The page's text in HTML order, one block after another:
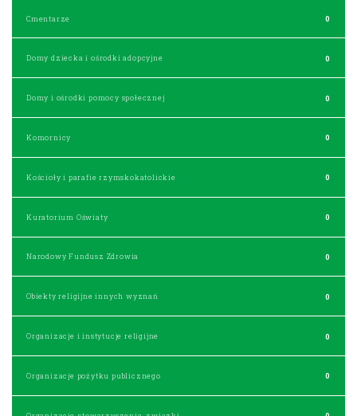
Cmentarze 0
Domy dziecka i ośrodki adopcyjne 0
Domy i ośrodki pomocy społecznej 0
Komornicy 0
Kościoły i parafie rzymskokatolickie 0
Kuratorium Oświaty 0
Narodowy Fundusz Zdrowia 0
Obiekty religijne innych wyznań 0
Organizacje i instytucje religijne 0
Organizacje pożytku publicznego 0